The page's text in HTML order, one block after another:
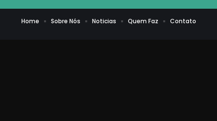
Home Sobre Nós Noticias Quem Faz Contato